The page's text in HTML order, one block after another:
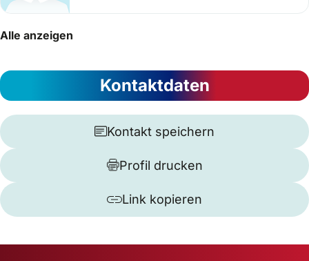
Alle anzeigen
Kontaktdaten
Kontakt speichern
Profil drucken
Link kopieren